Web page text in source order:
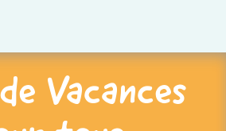
Vacances